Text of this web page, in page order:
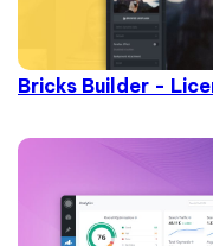
Bricks Builder -